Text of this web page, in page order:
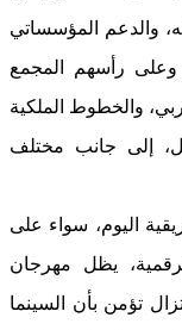
والدعم المؤسساتي
وعلى رأسهم المجمع
والخطوط الملكية
إلى جانب مختلف
اليوم، سواء على
يظل مهرجان
تؤمن بأن السينما